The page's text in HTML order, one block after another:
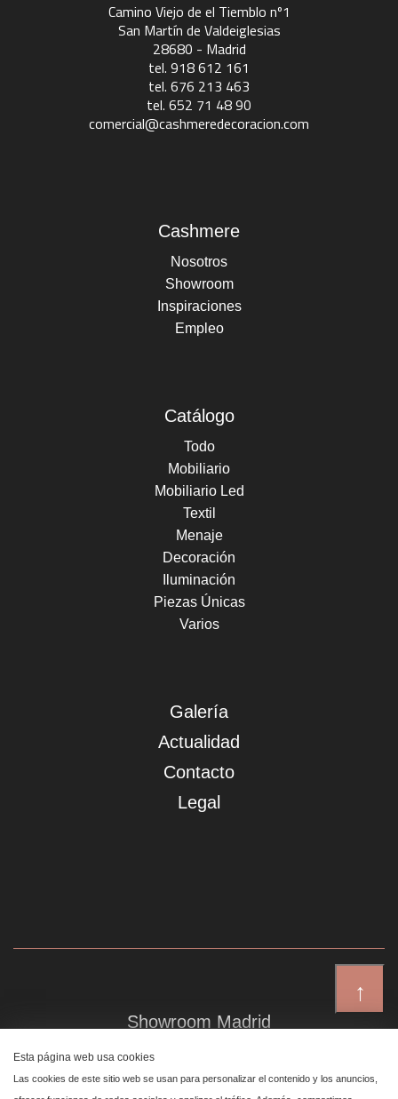
↑
Camino Viejo de el Tiemblo nº1
San Martín de Valdeiglesias
28680 - Madrid
tel. 918 612 161
tel. 676 213 463
tel. 652 71 48 90
comercial@cashmeredecoracion.com
Cashmere
Nosotros
Showroom
Inspiraciones
Empleo
Catálogo
Todo
Mobiliario
Mobiliario Led
Textil
Menaje
Decoración
Iluminación
Piezas Únicas
Varios
Galería
Actualidad
Contacto
Legal
Showroom Madrid
Plaza de Canalejas 6, 4 izq
Centro, 28014 Madrid
Esta página web usa cookies
Las cookies de este sitio web se usan para personalizar el contenido y los anuncios,